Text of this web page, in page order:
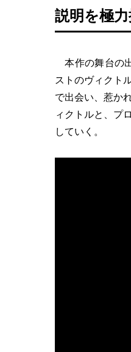
説明を極
本作の舞台の
ストのヴィクト
で出会い、惹か
ィクトルと、プ
していく。